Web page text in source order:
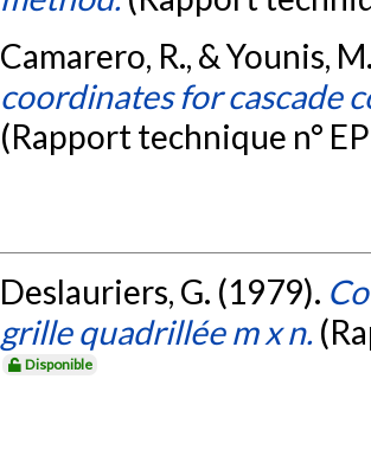
Camarero, R., & Younis,
coordinates for cascade
(Rapport technique n°
Deslauriers, G. (1979).
grille quadrillée m x n.
Disponible